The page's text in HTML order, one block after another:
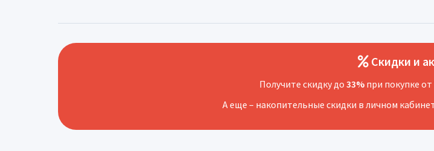
Скидки и
Получите скидку до 33% при покупке от
А еще – накопительные скидки в личном